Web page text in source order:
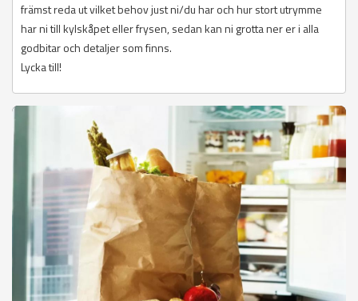
främst reda ut vilket behov just ni/du har och hur stort utrymme
har ni till kylskåpet eller frysen, sedan kan ni grotta ner er i alla
godbitar och detaljer som finns.
Lycka till!